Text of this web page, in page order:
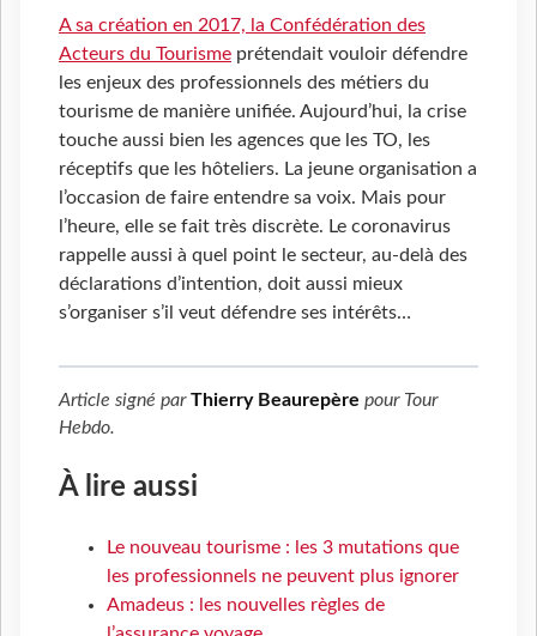
A sa création en 2017, la Confédération des
Acteurs du Tourisme prétendait vouloir défendre
les enjeux des professionnels des métiers du
tourisme de manière unifiée. Aujourd’hui, la crise
touche aussi bien les agences que les TO, les
réceptifs que les hôteliers. La jeune organisation a
l’occasion de faire entendre sa voix. Mais pour
l’heure, elle se fait très discrète. Le coronavirus
rappelle aussi à quel point le secteur, au-delà des
déclarations d’intention, doit aussi mieux
s’organiser s’il veut défendre ses intérêts…
Article signé parThierry Beaurepère pour Tour
Hebdo.
À lire aussi
Le nouveau tourisme : les 3 mutations que
les professionnels ne peuvent plus ignorer
Amadeus : les nouvelles règles de